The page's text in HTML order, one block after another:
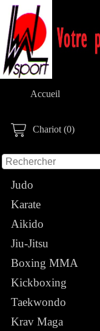
Accueil
Chariot (0)
Judo
Karate
Aikido
Jiu-Jitsu
Boxing MMA
Kickboxing
Taekwondo
Krav Maga